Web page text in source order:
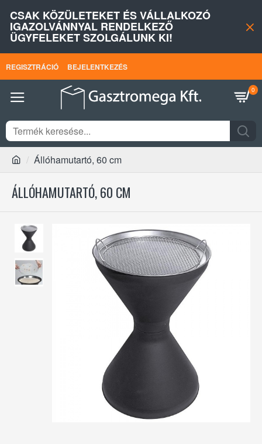
CSAK KÖZÜLETEKET ÉS VÁLLALKOZÓ
IGAZOLVÁNNYAL RENDELKEZŐ
ÜGYFELEKET SZOLGÁLUNK KI!
REGISZTRÁCIÓ BEJELENTKEZÉS
0
Állóhamutartó, 60 cm
ÁLLÓHAMUTARTÓ, 60 CM